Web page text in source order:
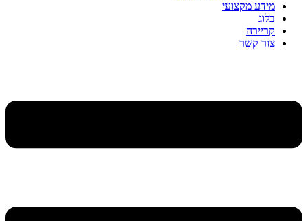
מידע מקצועי
בלוג
קריירה
צור קשר